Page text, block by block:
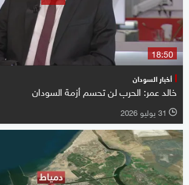
18:50
أخبار السودان
خالد عمر: الحرب لن تحسم أزمة السودان
l 31 يوليو 2026